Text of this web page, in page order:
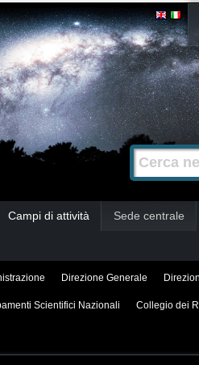
Cerca nel
Campi di attività Sede centrale
Direzione Generale
Scientifici Nazionali Collegio dei